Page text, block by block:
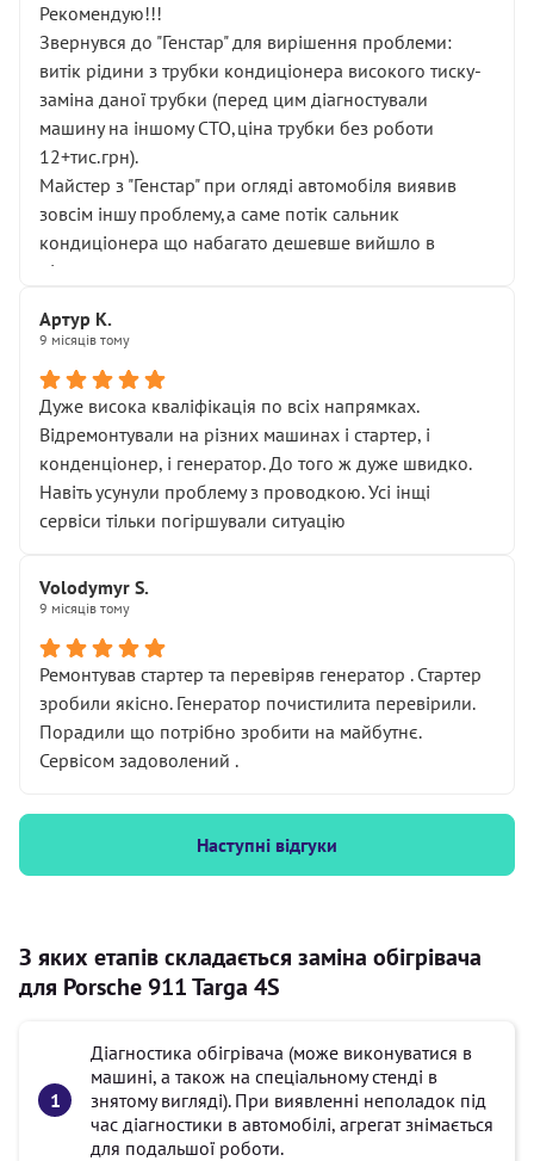
Рекомендую!!!
Звернувся до "Генстар" для вирішення проблеми:
витік рідини з трубки кондиціонера високого тиску-
заміна даної трубки (перед цим діагностували
машину на іншому СТО,ціна трубки без роботи
12+тис.грн).
Майстер з "Генстар" при огляді автомобіля виявив
зовсім іншу проблему,а саме потік сальник
кондиціонера що набагато дешевше вийшло в
підсумку.
Артур К.
9 місяців тому
Дуже висока кваліфікація по всіх напрямках.
Відремонтували на різних машинах і стартер, і
конденціонер, і генератор. До того ж дуже швидко.
Навіть усунули проблему з проводкою. Усі інщі
сервіси тільки погіршували ситуацію
Volodymyr S.
9 місяців тому
Ремонтував стартер та перевіряв генератор . Стартер
зробили якісно. Генератор почистилита перевірили.
Порадили що потрібно зробити на майбутнє.
Сервісом задоволений .
Наступні відгуки
З яких етапів складається заміна обігрівача
для Porsche 911 Targa 4S
Діагностика обігрівача (може виконуватися в
машині, а також на спеціальному стенді в
знятому вигляді). При виявленні неполадок під
час діагностики в автомобілі, агрегат знімається
для подальшої роботи.